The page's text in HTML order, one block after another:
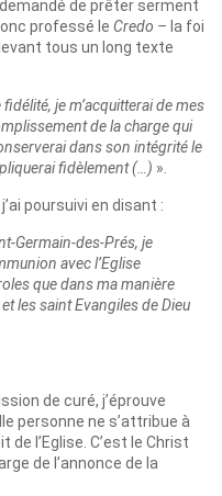
de prêter serment
professé le Credo – la foi
tous un long texte
je m’acquitterai de mes
de la charge qui
dans son intégrité le
fidèlement (…) ».
poursuivi en disant :
Germain-des-Prés, je
avec l’Eglise
que dans ma manière
les saint Evangiles de Dieu
de curé, j’éprouve
personne ne s’attribue à
l’Eglise. C’est le Christ
de l’annonce de la